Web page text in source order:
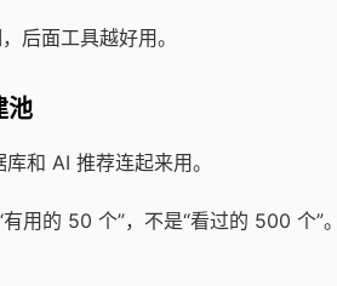
后面工具越好用。
池
和 AI 推荐连起来用。
用的 50 个”，不是“看过的 500 个”